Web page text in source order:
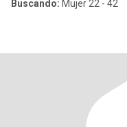
Buscando: Mujer 22 - 42